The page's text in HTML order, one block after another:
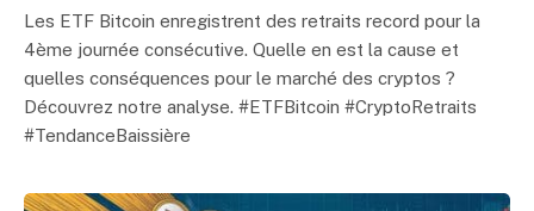
Les ETF Bitcoin enregistrent des retraits record pour la
4ème journée consécutive. Quelle en est la cause et
quelles conséquences pour le marché des cryptos ?
Découvrez notre analyse. #ETFBitcoin #CryptoRetraits
#TendanceBaissière